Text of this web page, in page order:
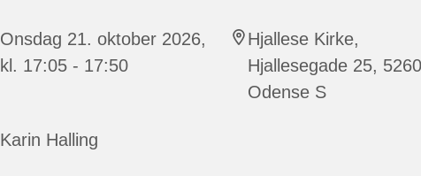
Onsdag 21. oktober 2026,
kl. 17:05 - 17:50
Hjallese Kirke,
Hjallesegade 25, 5260
Odense S
Karin Halling